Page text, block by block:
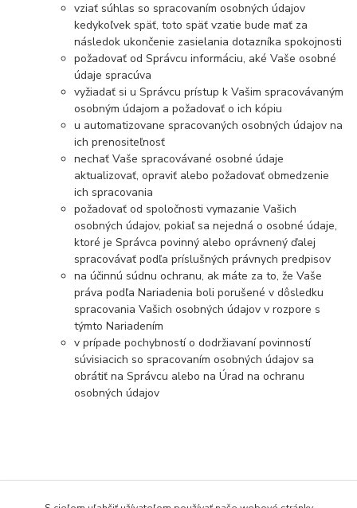
vziať súhlas so spracovaním osobných údajov
kedykoľvek späť, toto späť vzatie bude mať za
následok ukončenie zasielania dotazníka spokojnosti
požadovať od Správcu informáciu, aké Vaše osobné
údaje spracúva
vyžiadať si u Správcu prístup k Vašim spracovávaným
osobným údajom a požadovať o ich kópiu
u automatizovane spracovaných osobných údajov na
ich prenositeľnosť
nechať Vaše spracovávané osobné údaje
aktualizovať, opraviť alebo požadovať obmedzenie
ich spracovania
požadovať od spoločnosti vymazanie Vašich
osobných údajov, pokiaľ sa nejedná o osobné údaje,
ktoré je Správca povinný alebo oprávnený ďalej
spracovávať podľa príslušných právnych predpisov
na účinnú súdnu ochranu, ak máte za to, že Vaše
práva podľa Nariadenia boli porušené v dôsledku
spracovania Vašich osobných údajov v rozpore s
týmto Nariadením
v prípade pochybností o dodržiavaní povinností
súvisiacich so spracovaním osobných údajov sa
obrátiť na Správcu alebo na Úrad na ochranu
osobných údajov